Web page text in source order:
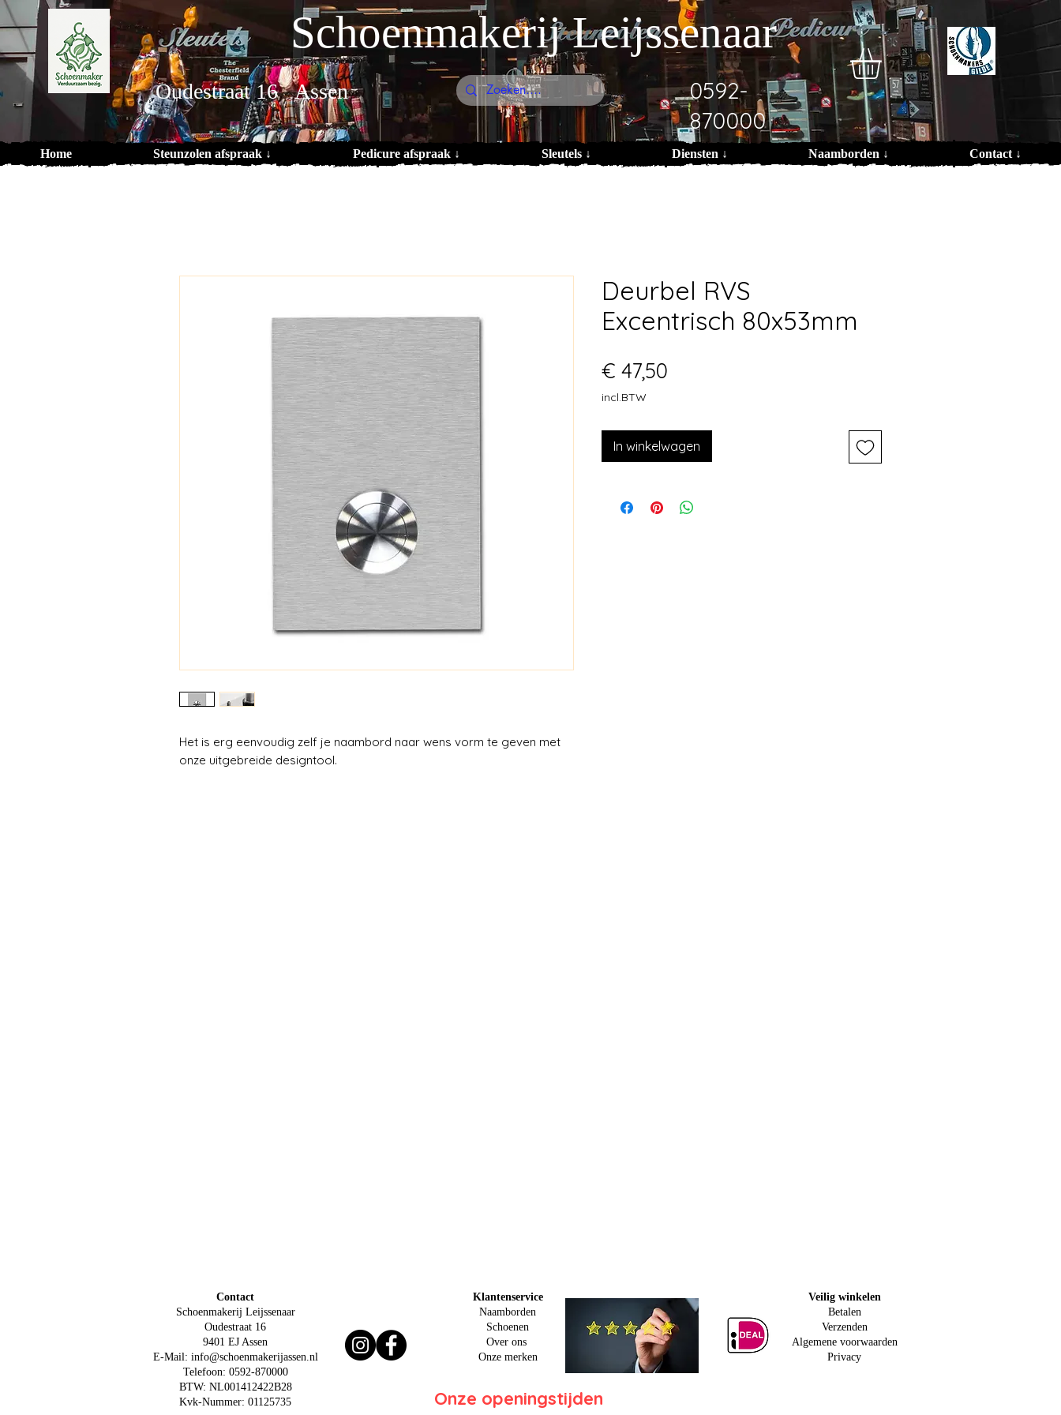
Schoenmakerij Leijssenaar
Oudestraat 16 Assen
0592-
870000
Home Steunzolen afspraak ↓ Pedicure afspraak ↓ Sleutels ↓ Diensten ↓ Naamborden ↓ Contact ↓
Het is erg eenvoudig zelf je naambord naar wens vorm te geven met
onze uitgebreide designtool.
Deurbel RVS
Excentrisch 80x53mm
€ 47,50
incl.BTW
In winkelwagen
Contact
Schoenmakerij Leijssenaar
Oudestraat 16
9401 EJ Assen
E-Mail: info@schoenmakerijassen.nl
Telefoon: 0592-870000
BTW: NL001412422B28
Kvk-Nummer: 01125735
Klantenservice
Naamborden
Schoenen
Over ons
Onze merken
Onze openingstijden
Veilig winkelen
Betalen
Verzenden
Algemene voorwaarden
Privacy